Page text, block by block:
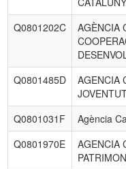
Q0801202C
AGÈNCIA
Q0801485D
AGENCIA
Q0801031F Agència
Q0801970E
AGENCIA